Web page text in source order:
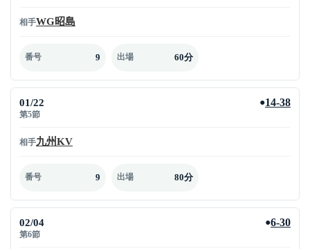
相手WG昭島
番号 9 出場 60分
01/22
第5節
●14-38
相手九州KV
番号 9 出場 80分
02/04
第6節
●6-30